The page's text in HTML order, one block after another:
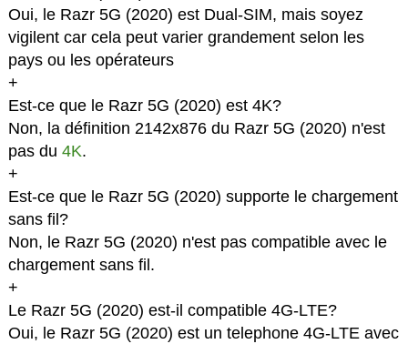
Oui, le Razr 5G (2020) est Dual-SIM, mais soyez
vigilent car cela peut varier grandement selon les
pays ou les opérateurs
+
Est-ce que le Razr 5G (2020) est 4K?
Non, la définition 2142x876 du Razr 5G (2020) n'est
pas du 4K.
+
Est-ce que le Razr 5G (2020) supporte le chargement
sans fil?
Non, le Razr 5G (2020) n'est pas compatible avec le
chargement sans fil.
+
Le Razr 5G (2020) est-il compatible 4G-LTE?
Oui, le Razr 5G (2020) est un telephone 4G-LTE avec